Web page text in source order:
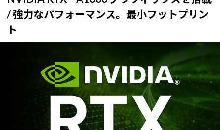
/ 強力なパフォーマンス。最小フットプリン
ト